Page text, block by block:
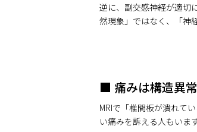
逆に、副交感神経が適切
然現象」ではなく、「神
■ 痛みは構造異
MRIで「椎間板が潰れて
い痛みを訴える人もいま